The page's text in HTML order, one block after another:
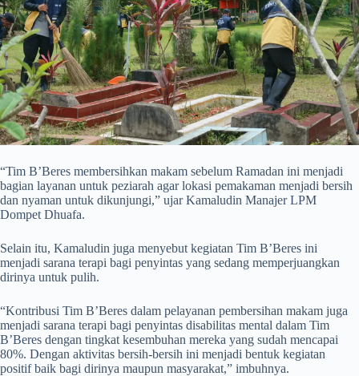
“Tim B’Beres membersihkan makam sebelum Ramadan ini menjadi
bagian layanan untuk peziarah agar lokasi pemakaman menjadi bersih
dan nyaman untuk dikunjungi,” ujar Kamaludin Manajer LPM
Dompet Dhuafa.
Selain itu, Kamaludin juga menyebut kegiatan Tim B’Beres ini
menjadi sarana terapi bagi penyintas yang sedang memperjuangkan
dirinya untuk pulih.
“Kontribusi Tim B’Beres dalam pelayanan pembersihan makam juga
menjadi sarana terapi bagi penyintas disabilitas mental dalam Tim
B’Beres dengan tingkat kesembuhan mereka yang sudah mencapai
80%. Dengan aktivitas bersih-bersih ini menjadi bentuk kegiatan
positif baik bagi dirinya maupun masyarakat,” imbuhnya.